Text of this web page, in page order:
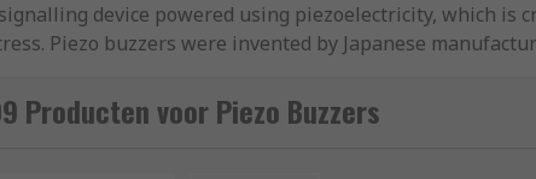
device powered using piezoelectricity, which is
Piezo buzzers were invented by Japanese
Producten voor Piezo Buzzers